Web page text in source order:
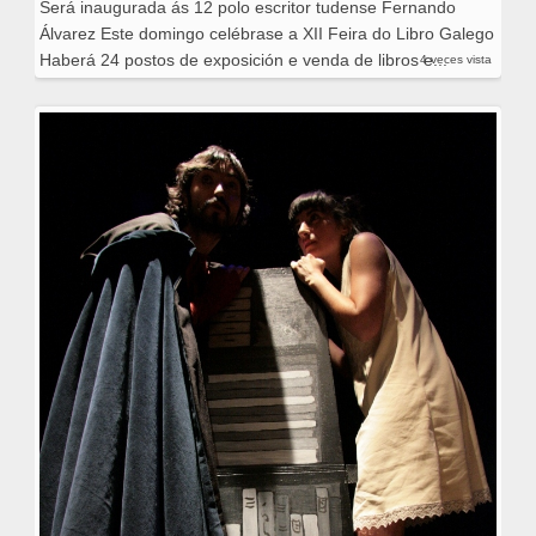
Será inaugurada ás 12 polo escritor tudense Fernando
Álvarez Este domingo celébrase a XII Feira do Libro Galego
Haberá 24 postos de exposición e venda de libros e...4 veces vista